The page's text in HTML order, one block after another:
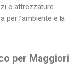
e attrezzature
per l’ambiente e la
per Maggiori